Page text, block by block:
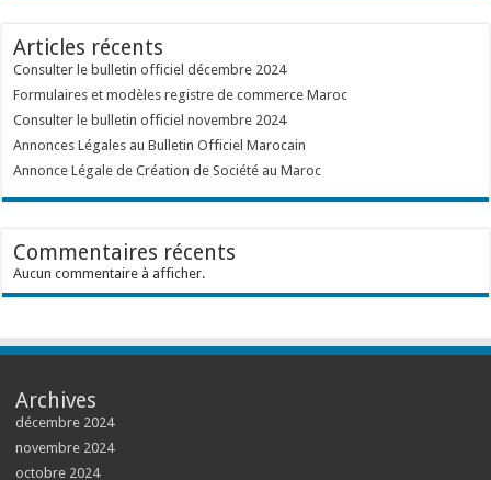
Articles récents
Consulter le bulletin officiel décembre 2024
Formulaires et modèles registre de commerce Maroc
Consulter le bulletin officiel novembre 2024
Annonces Légales au Bulletin Officiel Marocain
Annonce Légale de Création de Société au Maroc
Commentaires récents
Aucun commentaire à afficher.
Archives
décembre 2024
novembre 2024
octobre 2024